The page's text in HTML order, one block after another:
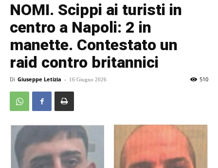
NOMI. Scippi ai turisti in
centro a Napoli: 2 in
manette. Contestato un
raid contro britannici
Di Giuseppe Letizia - 16 Giugno 2026 510